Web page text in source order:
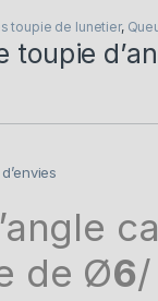
toupie de lunetier,
toupie
de Ø6